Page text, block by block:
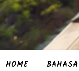
HOME